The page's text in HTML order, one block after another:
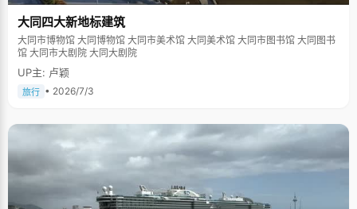
大同四大新地标建筑
大同市博物馆 大同博物馆 大同市美术馆 大同美术馆 大同市图书馆 大同图书
馆 大同市大剧院 大同大剧院
UP主: 卢颖
旅行 • 2026/7/3